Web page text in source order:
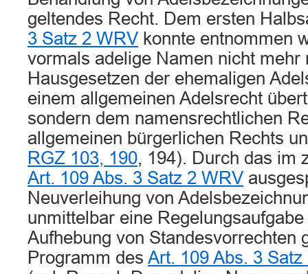
geltendes Recht. Dem ersten
3 Satz 2 WRV konnte entnommen
vormals adelige Namen nicht mehr
Hausgesetzen der ehemaligen
einem allgemeinen Adelsrecht
sondern dem namensrechtlichen
allgemeinen bürgerlichen Rechts
RGZ 103, 190, 194). Durch das im
Art. 109 Abs. 3 Satz 2 WRV
Neuverleihung von
unmittelbar eine
Aufhebung von Standesvorrechten
Programm des Art. 109 Abs. 3